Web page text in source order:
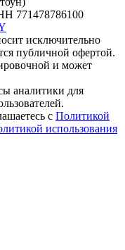
771478786100
исключительно
публичной офертой.
и может
аналитики для
с Политикой
использования